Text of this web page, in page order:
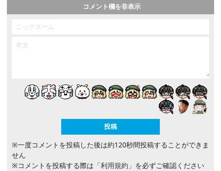
コメント欄を非表示
※一度コメントを投稿した後は約120秒間投稿することができま
せん
※コメントを投稿する際は 「利用規約」 を必ずご確認ください